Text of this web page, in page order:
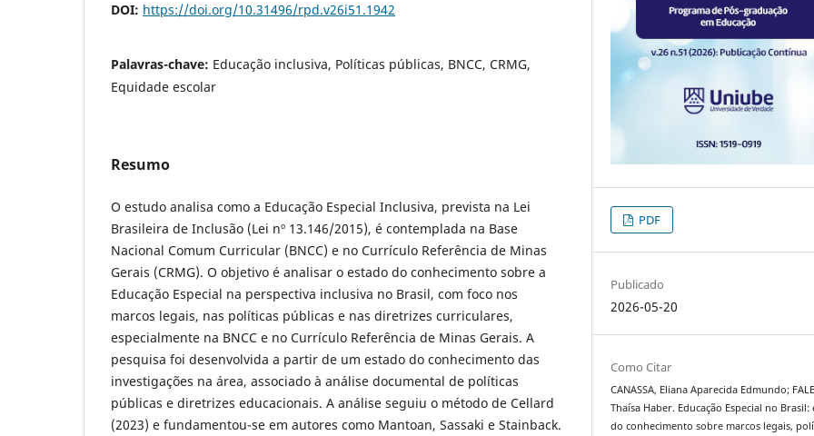
DOI: https://doi.org/10.31496/rpd.v26i51.1942
Palavras-chave: Educação inclusiva, Políticas públicas, BNCC, CRMG,
Equidade escolar
Resumo
O estudo analisa como a Educação Especial Inclusiva, prevista na Lei
Brasileira de Inclusão (Lei nº 13.146/2015), é contemplada na Base
Nacional Comum Curricular (BNCC) e no Currículo Referência de Minas
Gerais (CRMG). O objetivo é analisar o estado do conhecimento sobre a
Educação Especial na perspectiva inclusiva no Brasil, com foco nos
marcos legais, nas políticas públicas e nas diretrizes curriculares,
especialmente na BNCC e no Currículo Referência de Minas Gerais. A
pesquisa foi desenvolvida a partir de um estado do conhecimento das
investigações na área, associado à análise documental de políticas
públicas e diretrizes educacionais. A análise seguiu o método de Cellard
(2023) e fundamentou-se em autores como Mantoan, Sassaki e Stainback.
PDF
Publicado
2026-05-20
Como Citar
CANASSA, Eliana Aparecida Edmundo;
Thaísa Haber. Educação Especial no Brasil:
do conhecimento sobre marcos legais,